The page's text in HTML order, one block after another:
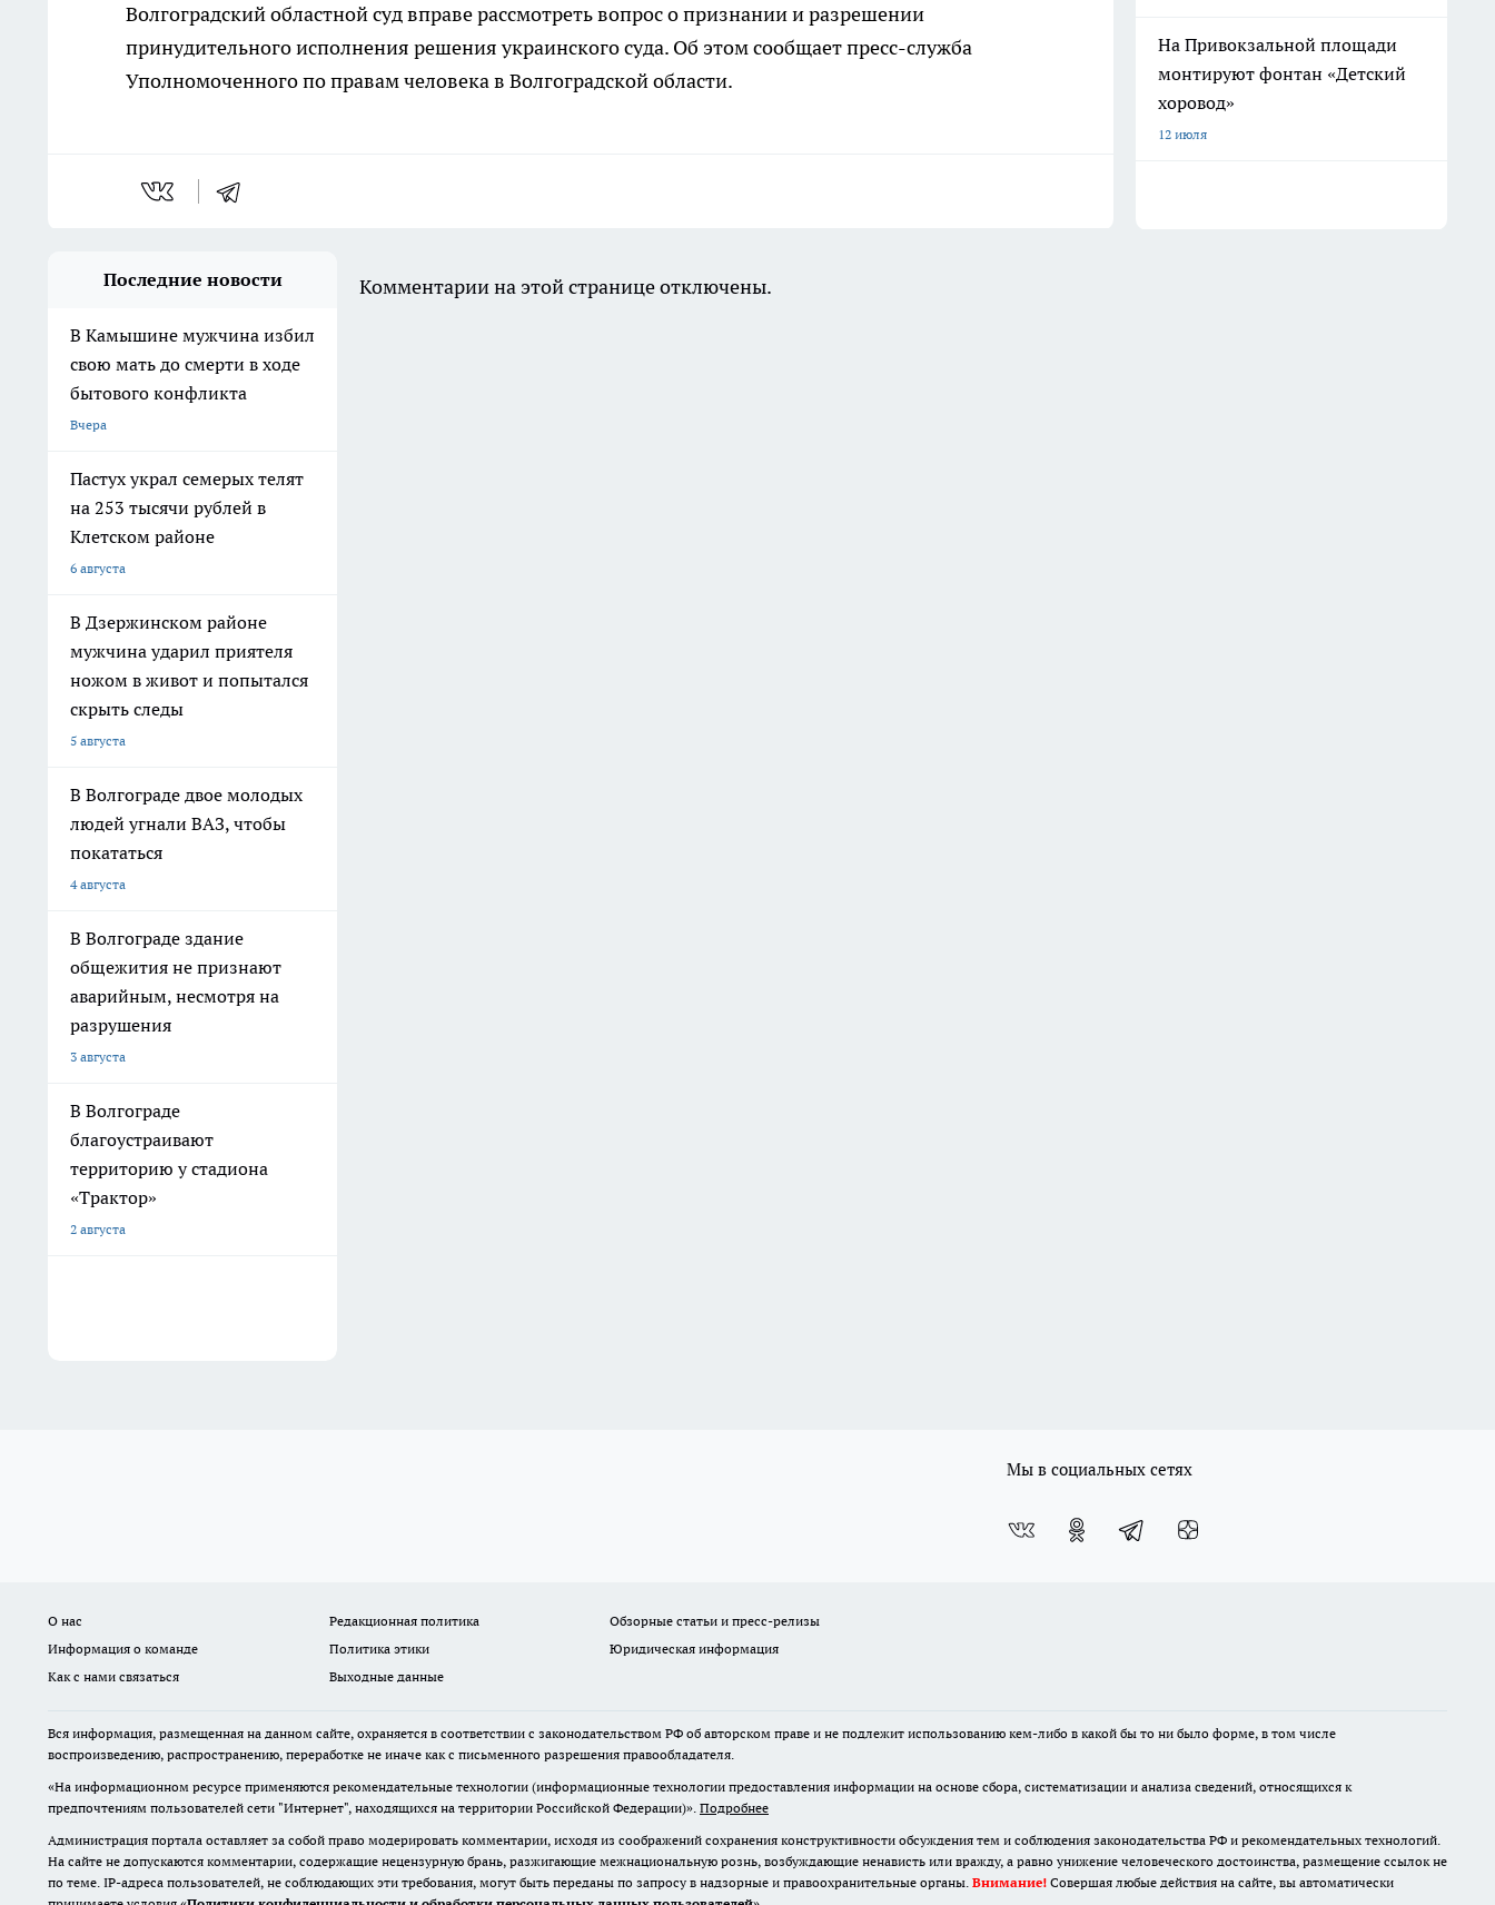
Волгоградский областной суд вправе рассмотреть вопрос о признании и разрешении
принудительного исполнения решения украинского суда. Об этом сообщает пресс-служба
Уполномоченного по правам человека в Волгоградской области.
На Привокзальной площади
монтируют фонтан «Детский
хоровод»
12 июля
Последние новости
В Камышине мужчина избил
свою мать до смерти в ходе
бытового конфликта
Вчера
Пастух украл семерых телят
на 253 тысячи рублей в
Клетском районе
6 августа
В Дзержинском районе
мужчина ударил приятеля
ножом в живот и попытался
скрыть следы
5 августа
В Волгограде двое молодых
людей угнали ВАЗ, чтобы
покататься
4 августа
В Волгограде здание
общежития не признают
аварийным, несмотря на
разрушения
3 августа
В Волгограде
благоустраивают
территорию у стадиона
«Трактор»
2 августа
Комментарии на этой странице отключены.
Мы в социальных сетях
О нас Редакционная политика
Обзорные статьи и пресс-релизы
Информация о команде
Политика этики
Юридическая информация
Как с нами связаться
Выходные данные
Вся информация, размещенная на данном сайте, охраняется в соответствии с законодательством РФ об авторском праве и не подлежит использованию кем-либо в какой бы то ни было форме, в том числе
воспроизведению, распространению, переработке не иначе как с письменного разрешения правообладателя.
«На информационном ресурсе применяются рекомендательные технологии (информационные технологии предоставления информации на основе сбора, систематизации и анализа сведений, относящихся к
предпочтениям пользователей сети "Интернет", находящихся на территории Российской Федерации)». Подробнее
Администрация портала оставляет за собой право модерировать комментарии, исходя из соображений сохранения конструктивности обсуждения тем и соблюдения законодательства РФ и рекомендательных технологий.
На сайте не допускаются комментарии, содержащие нецензурную брань, разжигающие межнациональную рознь, возбуждающие ненависть или вражду, а равно унижение человеческого достоинства, размещение ссылок не
по теме. IP-адреса пользователей, не соблюдающих эти требования, могут быть переданы по запросу в надзорные и правоохранительные органы. Внимание! Совершая любые действия на сайте, вы автоматически